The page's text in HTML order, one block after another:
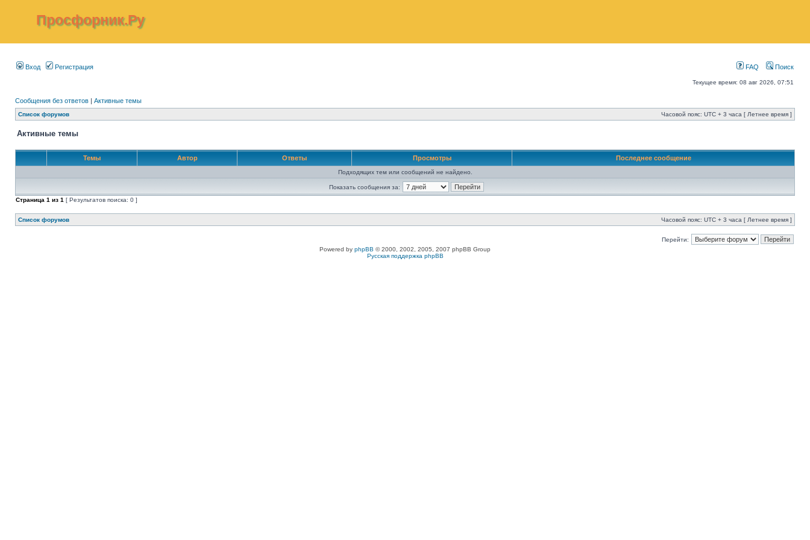
Просфорник.Ру
Вход Регистрация FAQ Поиск
Текущее время: 08 авг 2026, 07:51
Сообщения без ответов | Активные темы
Список форумов Часовой пояс: UTC + 3 часа [ Летнее время ]
Активные темы
Темы Автор Ответы Просмотры Последнее сообщение
Подходящих тем или сообщений не найдено.
Показать сообщения за:
Страница 1 из 1 [ Результатов поиска: 0 ]
Список форумов Часовой пояс: UTC + 3 часа [ Летнее время ]
Перейти:
Powered by phpBB © 2000, 2002, 2005, 2007 phpBB Group
Русская поддержка phpBB